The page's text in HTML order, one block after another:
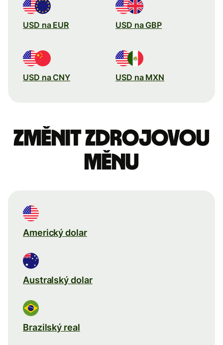
USD na EUR USD na GBP
USD na CNY USD na MXN
Změnit zdrojovou
měnu
Americký dolar
Australský dolar
Brazilský real